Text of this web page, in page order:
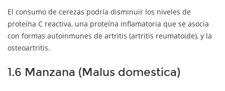
El consumo de cerezas podría disminuir los niveles de
proteína C reactiva, una proteína inflamatoria que se asocia
con formas autoinmunes de artritis (artritis reumatoide), y la
osteoartritis.
1.6 Manzana (Malus domestica)